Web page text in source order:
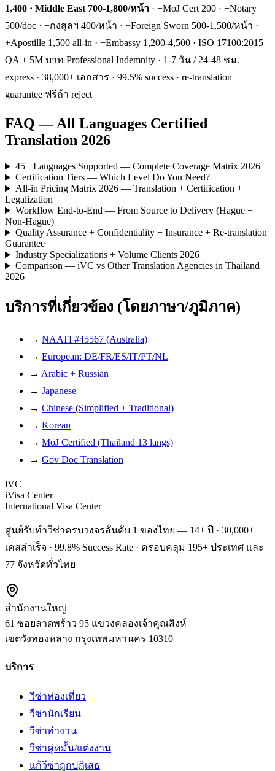
1,400 · Middle East 700-1,800/หน้า · +MoJ Cert 200 · +Notary
500/doc · +กงสุลฯ 400/หน้า · +Foreign Sworn 500-1,500/หน้า ·
+Apostille 1,500 all-in · +Embassy 1,200-4,500 · ISO 17100:2015
QA + 5M บาท Professional Indemnity · 1-7 วัน / 24-48 ชม.
express · 38,000+ เอกสาร · 99.5% success · re-translation
guarantee ฟรีถ้า reject
FAQ — All Languages Certified
Translation 2026
45+ Languages Supported — Complete Coverage Matrix 2026
Certification Tiers — Which Level Do You Need?
All-in Pricing Matrix 2026 — Translation + Certification +
Legalization
Workflow End-to-End — From Source to Delivery (Hague +
Non-Hague)
Quality Assurance + Confidentiality + Insurance + Re-translation
Guarantee
Industry Specializations + Volume Clients 2026
Comparison — iVC vs Other Translation Agencies in Thailand
2026
บริการที่เกี่ยวข้อง (โดยภาษา/ภูมิภาค)
→ NAATI #45567 (Australia)
→ European: DE/FR/ES/IT/PT/NL
→ Arabic + Russian
→ Japanese
→ Chinese (Simplified + Traditional)
→ Korean
→ MoJ Certified (Thailand 13 langs)
→ Gov Doc Translation
iVC
iVisa Center
International Visa Center
ศูนย์รับทำวีซ่าครบวงจรอันดับ 1 ของไทย — 14+ ปี · 30,000+
เคสสำเร็จ · 99.8% Success Rate · ครอบคลุม 195+ ประเทศ และ
77 จังหวัดทั่วไทย
สำนักงานใหญ่
61 ซอยลาดพร้าว 95 แขวงคลองเจ้าคุณสิงห์
เขตวังทองหลาง กรุงเทพมหานคร 10310
บริการ
วีซ่าท่องเที่ยว
วีซ่านักเรียน
วีซ่าทำงาน
วีซ่าคู่หมั้น/แต่งงาน
แก้วีซ่าถูกปฏิเสธ